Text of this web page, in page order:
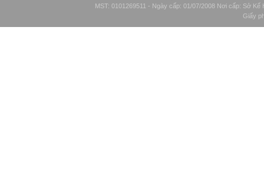
MST: 0101269511 - Ngày cấp: 01/07/2008 Nơi cấp: Sở
Giấy